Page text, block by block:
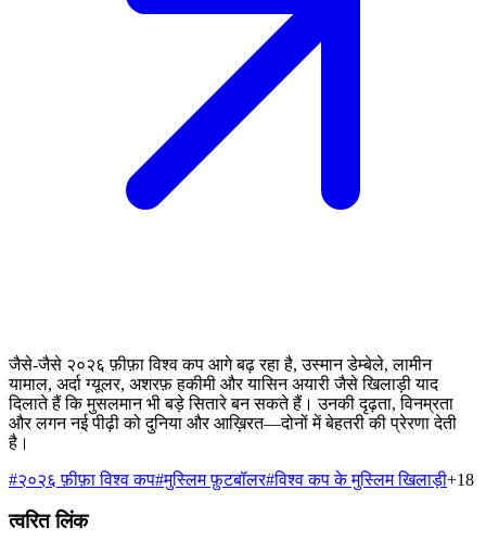
जैसे-जैसे २०२६ फ़ीफ़ा विश्व कप आगे बढ़ रहा है, उस्मान डेम्बेले, लामीन
यामाल, अर्दा ग्यूलर, अशरफ़ हकीमी और यासिन अयारी जैसे खिलाड़ी याद
दिलाते हैं कि मुसलमान भी बड़े सितारे बन सकते हैं। उनकी दृढ़ता, विनम्रता
और लगन नई पीढ़ी को दुनिया और आख़िरत—दोनों में बेहतरी की प्रेरणा देती
है।
#२०२६ फ़ीफ़ा विश्व कप#मुस्लिम फ़ुटबॉलर#विश्व कप के मुस्लिम खिलाड़ी+18
त्वरित लिंक